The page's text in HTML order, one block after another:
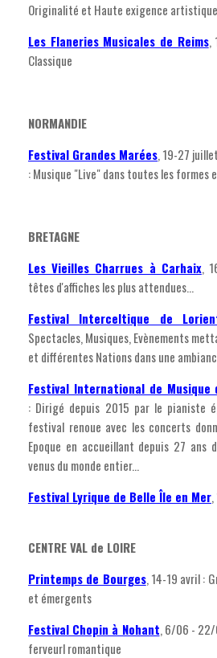
Originalité et Haute exigence artistique
Les Flaneries Musicales de Reims,
Classique
NORMANDIE
Festival Grandes Marées, 19-27
: Musique "Live" dans toutes les formes
BRETAGNE
Les Vieilles Charrues à Carhaix,
têtes d'affiches les plus attendues...
Festival Interceltique de
Spectacles, Musiques, Evènements
et différentes Nations dans une
Festival International de Musique
: Dirigé depuis 2015 par le pianiste
festival renoue avec les concerts
Epoque en accueillant depuis 27 ans
venus du monde entier...
Festival Lyrique de Belle Île en Mer
CENTRE VAL de LOIRE
Printemps de Bourges, 14-19 avril :
et émergents
Festival Chopin à Nohant, 6/06 - 22/
ferveurl romantique